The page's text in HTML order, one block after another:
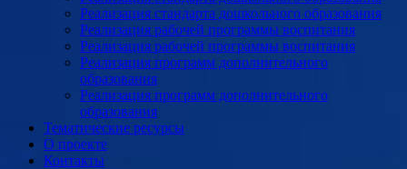
Реализация стандарта дошкольного образования
Реализация рабочей программы воспитания
Реализация рабочей программы воспитания
Реализация программ дополнительного
образования
Реализация программ дополнительного
образования
Тематические ресурсы
О проекте
Контакты